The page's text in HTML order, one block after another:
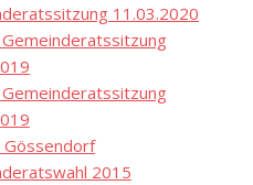
11.03.2020
2015